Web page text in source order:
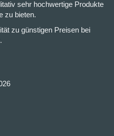
sehr hochwertige Produkte
zu bieten.
zu günstigen Preisen bei